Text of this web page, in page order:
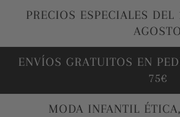
directamente
PRECIOS ESPECIALES
AGOSTO
ENVÍOS GRATUITOS EN
75€
MODA INFANTIL